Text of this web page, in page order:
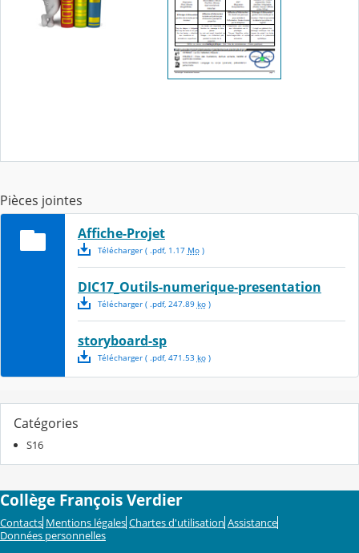
Pièces jointes
Affiche-Projet
Télécharger( .pdf, 1.17 Mo)
DIC17_Outils-numerique-presentation
Télécharger( .pdf, 247.89 ko)
storyboard-sp
Télécharger( .pdf, 471.53 ko)
Catégories
S16
Collège François Verdier
Contacts Mentions légales Chartes d'utilisation Assistance
Données personnelles